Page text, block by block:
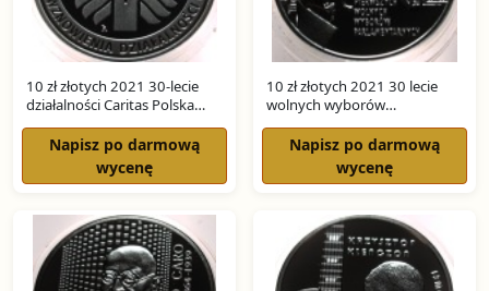
10 zł złotych 2021 30-lecie
działalności Caritas Polska
SREBRO
Napisz po darmową
wycenę
10 zł złotych 2021 30 lecie
wolnych wyborów
parlamentarnych SREBRO
Napisz po darmową
wycenę